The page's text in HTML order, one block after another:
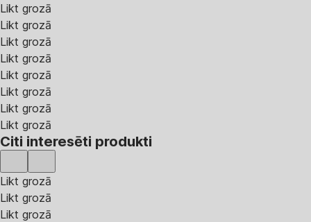
Likt grozā
Likt grozā
Likt grozā
Likt grozā
Likt grozā
Likt grozā
Likt grozā
Likt grozā
Citi interesēti produkti
Likt grozā
Likt grozā
Likt grozā